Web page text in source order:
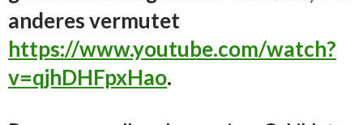
anderes vermutet
https://www.youtube.com/watch?
v=qjhDHFpxHao.